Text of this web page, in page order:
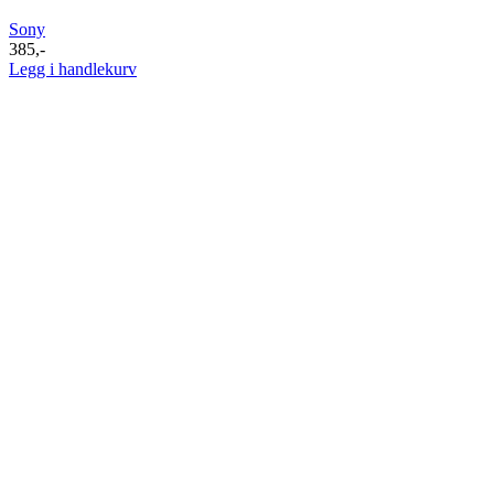
Sony
385,-
Legg i handlekurv